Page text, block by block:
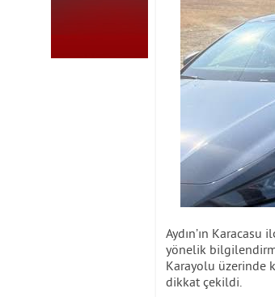
Aydın’ın
yönelik
Karayolu üzerinde
dikkat çekildi.